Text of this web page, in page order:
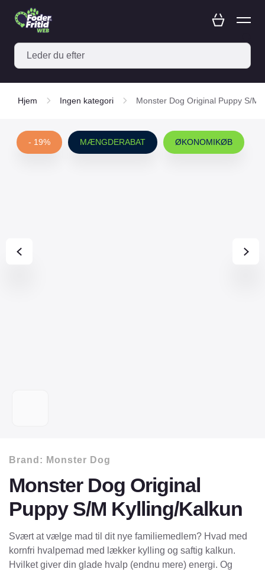
Hjem Ingen kategori Monster Dog Original Puppy S/M
- 19% MÆNGDERABAT ØKONOMIKØB
Brand: Monster Dog
Monster Dog Original
Puppy S/M Kylling/Kalkun
Svært at vælge mad til dit nye familiemedlem? Hvad med
kornfri hvalpemad med lækker kylling og saftig kalkun.
Hvilket giver din glade hvalp (endnu mere) energi. Og